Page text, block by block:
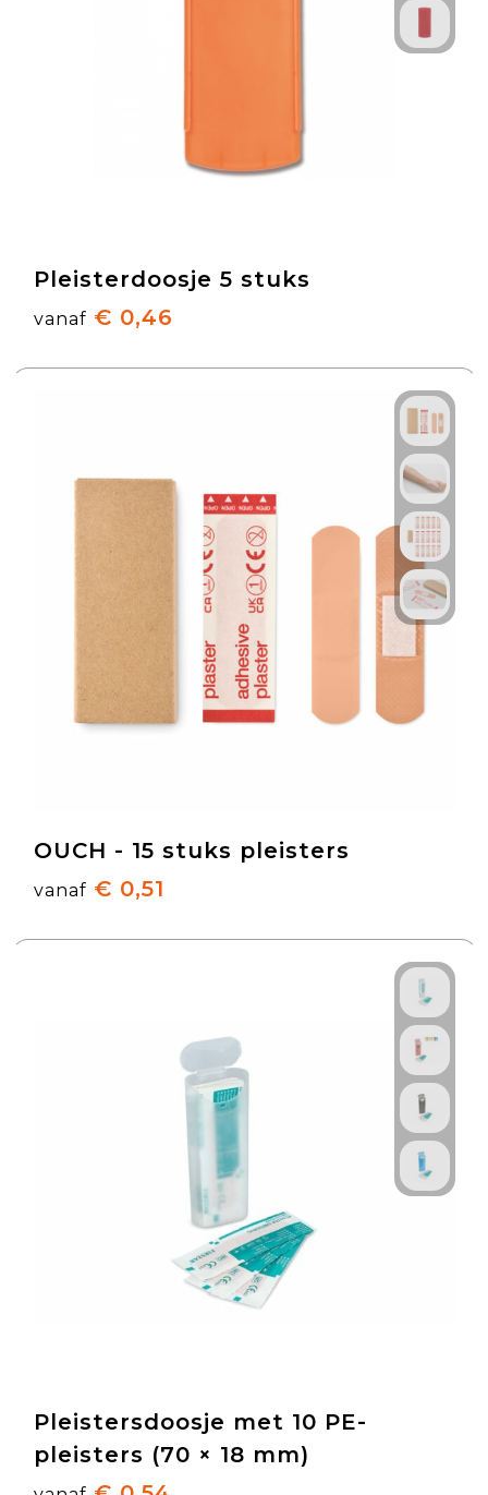
Pleisterdoosje 5 stuks
vanaf € 0,46
OUCH - 15 stuks pleisters
vanaf € 0,51
Pleistersdoosje met 10 PE-
pleisters (70 × 18 mm)